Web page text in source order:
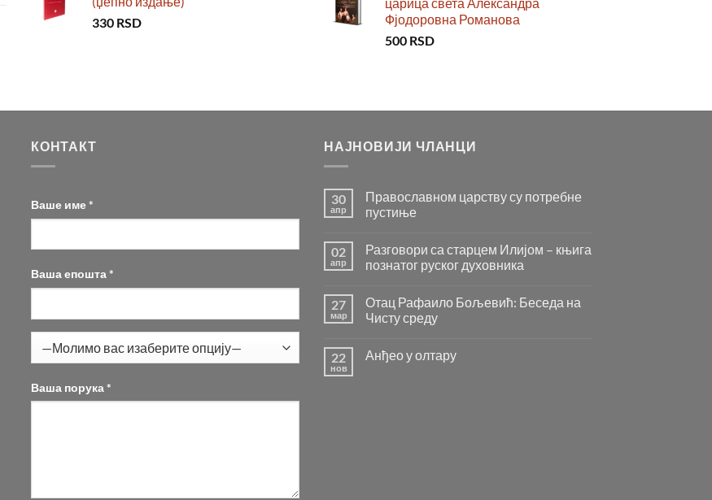
330 RSD
Фјодоровна Романова
500 RSD
КОНТАКТ
Ваше име *
Ваша епошта *
Ваша порука *
НАЈНОВИЈИ ЧЛАНЦИ
30
апр
Православном царству су потребне
пустиње
на
Православном
царству
пустиње
02
апр
Разговори са старцем Илијом – књига
познатог руског духовника
на
Разговори
са
–
књига
27
мар
Отац Рафаило Бољевић: Беседа на
Чисту среду
на
22
нов
Анђео у олтару